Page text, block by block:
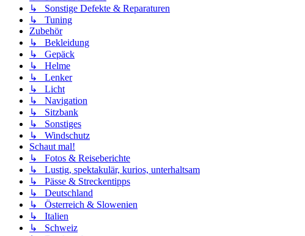
↳ Sonstige Defekte & Reparaturen
↳ Tuning
Zubehör
↳ Bekleidung
↳ Gepäck
↳ Helme
↳ Lenker
↳ Licht
↳ Navigation
↳ Sitzbank
↳ Sonstiges
↳ Windschutz
Schaut mal!
↳ Fotos & Reiseberichte
↳ Lustig, spektakulär, kurios, unterhaltsam
↳ Pässe & Streckentipps
↳ Deutschland
↳ Österreich & Slowenien
↳ Italien
↳ Schweiz